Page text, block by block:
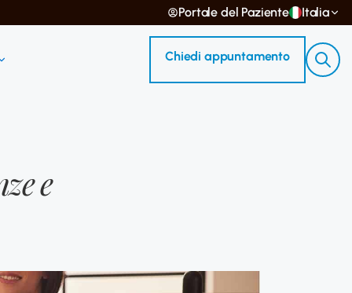
Portale del Paziente Italia
Chiedi appuntamento
e